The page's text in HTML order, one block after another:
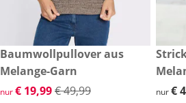
reduzierter Preis € 19,99,
-60 %
Baumwollpullover aus
Melange-Garn
reduzierter Preis € 19,99, vorheriger
nur€ 19,99€ 49,99
€
€
nur€